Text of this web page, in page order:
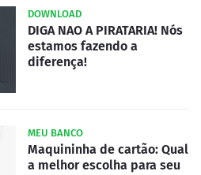
DOWNLOAD
DIGA NAO A PIRATARIA! Nós
estamos fazendo a
diferença!
MEU BANCO
Maquininha de cartão: Qual
a melhor escolha para seu